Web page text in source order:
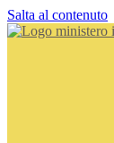
Salta al contenuto